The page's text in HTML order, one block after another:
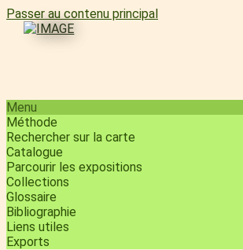
Passer au contenu principal
Menu
Méthode
Rechercher sur la carte
Catalogue
Parcourir les expositions
Collections
Glossaire
Bibliographie
Liens utiles
Exports